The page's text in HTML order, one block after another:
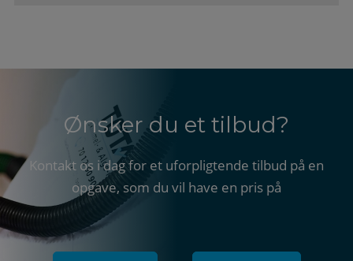
Ønsker du et tilbud?
Kontakt os i dag for et uforpligtende tilbud på en
opgave, som du vil have en pris på